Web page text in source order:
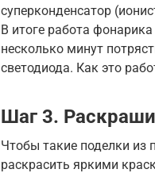
суперконденсатор
В итоге работа
несколько минут
светодиода. Как это
Шаг 3.
Чтобы такие поделки из
раскрасить яркими